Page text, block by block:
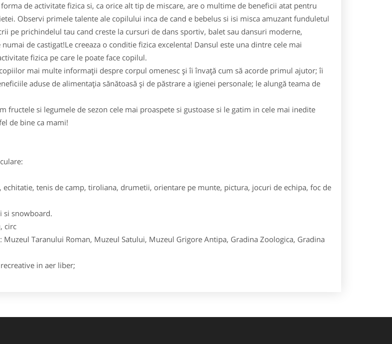
de activitate fizica si, ca orice alt tip de miscare, are o multime de beneficii atat pentru
Observi primele talente ale copilului inca de cand e bebelus si isi misca amuzant funduletul
pe prichindelul tau cand creste la cursuri de dans sportiv, balet sau dansuri moderne,
de castigat!Le creeaza o conditie fizica excelenta! Dansul este una dintre cele mai
fizica pe care le poate face copilul.
mai multe informaţii despre corpul omenesc şi îi învaţă cum să acorde primul ajutor; îi
aduse de alimentaţia sănătoasă şi de păstrare a igienei personale; le alungă teama de
fructele si legumele de sezon cele mai proaspete si gustoase si le gatim in cele mai inedite
de bine ca mami!
echitatie, tenis de camp, tiroliana, drumetii, orientare pe munte, pictura, jocuri de echipa, foc de
si snowboard.
circ
Muzeul Taranului Roman, Muzeul Satului, Muzeul Grigore Antipa, Gradina Zoologica, Gradina
in aer liber;